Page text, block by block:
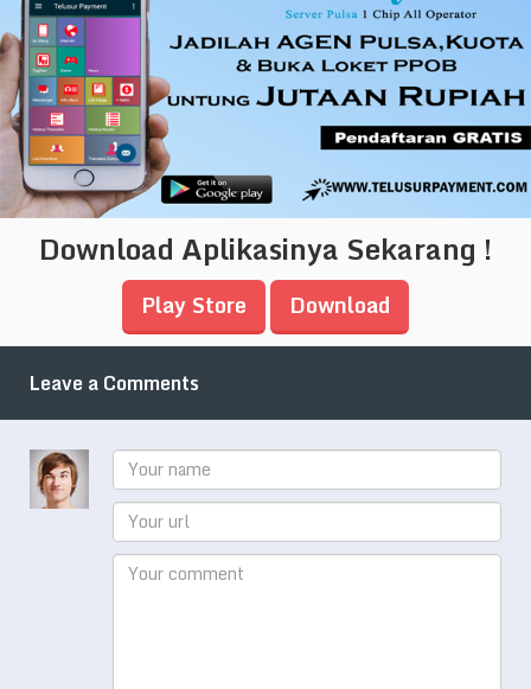
Download Aplikasinya Sekarang !
Play Store Download
Leave a Comments